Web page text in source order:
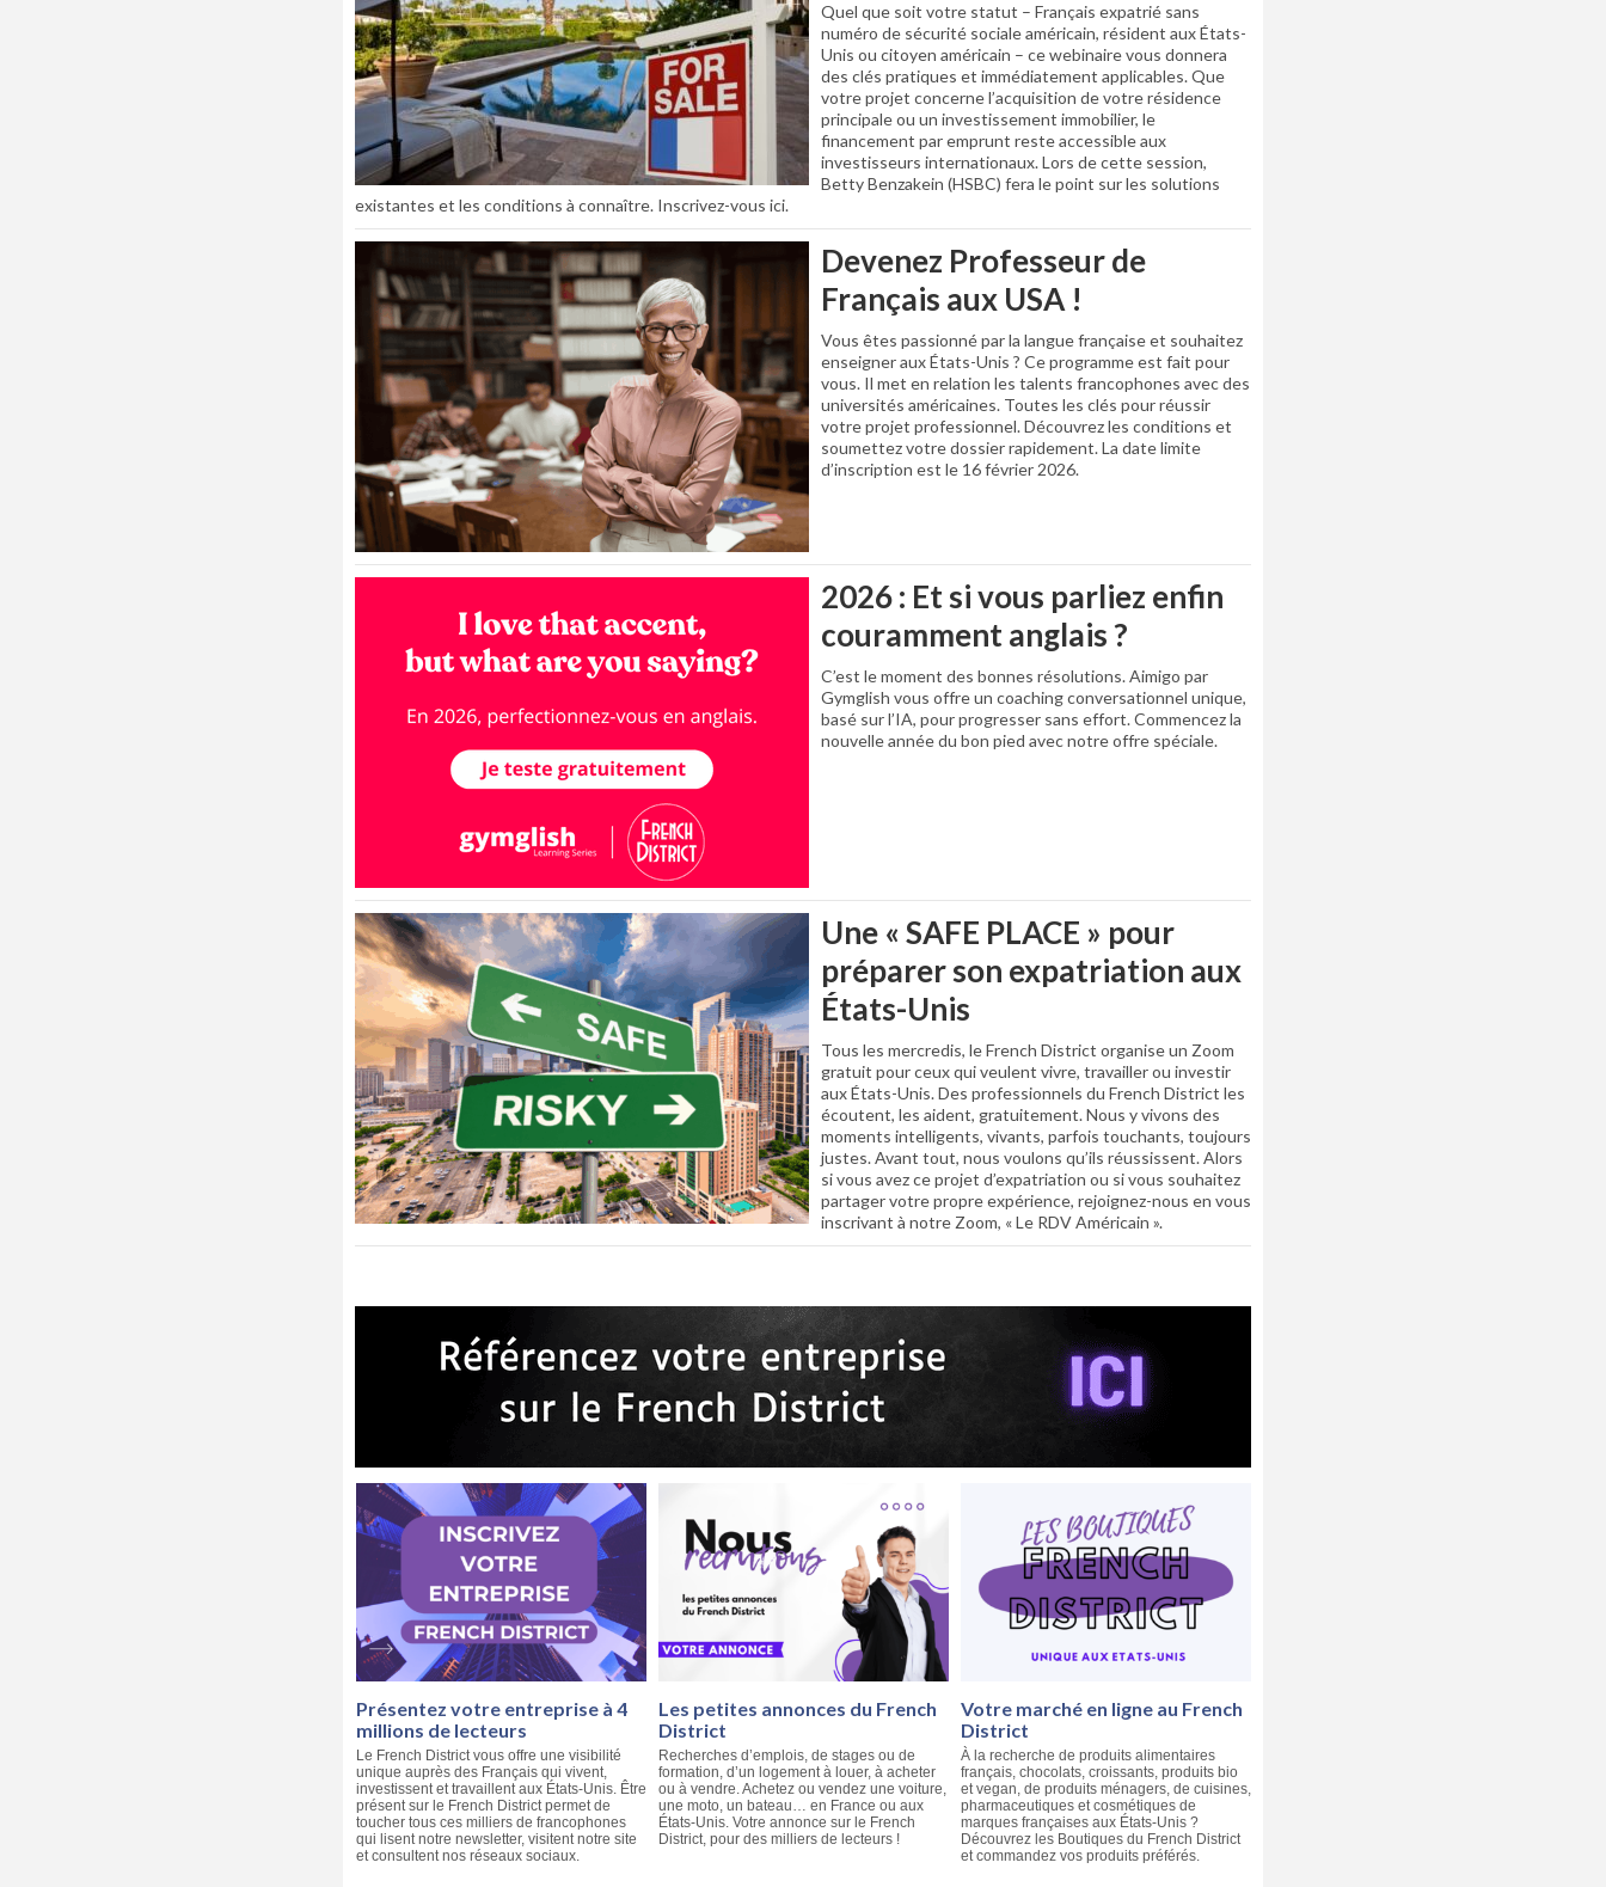
Quel que soit votre statut – Français expatrié sans
numéro de sécurité sociale américain, résident aux États-
Unis ou citoyen américain – ce webinaire vous donnera
des clés pratiques et immédiatement applicables. Que
votre projet concerne l’acquisition de votre résidence
principale ou un investissement immobilier, le
financement par emprunt reste accessible aux
investisseurs internationaux. Lors de cette session,
Betty Benzakein (HSBC) fera le point sur les solutions
existantes et les conditions à connaître. Inscrivez-vous ici.
Devenez Professeur de
Français aux USA !
Vous êtes passionné par la langue française et souhaitez
enseigner aux États-Unis ? Ce programme est fait pour
vous. Il met en relation les talents francophones avec des
universités américaines. Toutes les clés pour réussir
votre projet professionnel. Découvrez les conditions et
soumettez votre dossier rapidement. La date limite
d’inscription est le 16 février 2026.
2026 : Et si vous parliez enfin
couramment anglais ?
C’est le moment des bonnes résolutions. Aimigo par
Gymglish vous offre un coaching conversationnel unique,
basé sur l’IA, pour progresser sans effort. Commencez la
nouvelle année du bon pied avec notre offre spéciale.
Une « SAFE PLACE » pour
préparer son expatriation aux
États-Unis
Tous les mercredis, le French District organise un Zoom
gratuit pour ceux qui veulent vivre, travailler ou investir
aux États-Unis. Des professionnels du French District les
écoutent, les aident, gratuitement. Nous y vivons des
moments intelligents, vivants, parfois touchants, toujours
justes. Avant tout, nous voulons qu’ils réussissent. Alors
si vous avez ce projet d’expatriation ou si vous souhaitez
partager votre propre expérience, rejoignez-nous en vous
inscrivant à notre Zoom, « Le RDV Américain ».
Présentez votre entreprise à 4
millions de lecteurs
Le French District vous offre une visibilité
unique auprès des Français qui vivent,
investissent et travaillent aux États-Unis. Être
présent sur le French District permet de
toucher tous ces milliers de francophones
qui lisent notre newsletter, visitent notre site
et consultent nos réseaux sociaux.
Les petites annonces du French
District
Recherches d’emplois, de stages ou de
formation, d’un logement à louer, à acheter
ou à vendre. Achetez ou vendez une voiture,
une moto, un bateau… en France ou aux
États-Unis. Votre annonce sur le French
District, pour des milliers de lecteurs !
Votre marché en ligne au French
District
À la recherche de produits alimentaires
français, chocolats, croissants, produits bio
et vegan, de produits ménagers, de cuisines,
pharmaceutiques et cosmétiques de
marques françaises aux États-Unis ?
Découvrez les Boutiques du French District
et commandez vos produits préférés.